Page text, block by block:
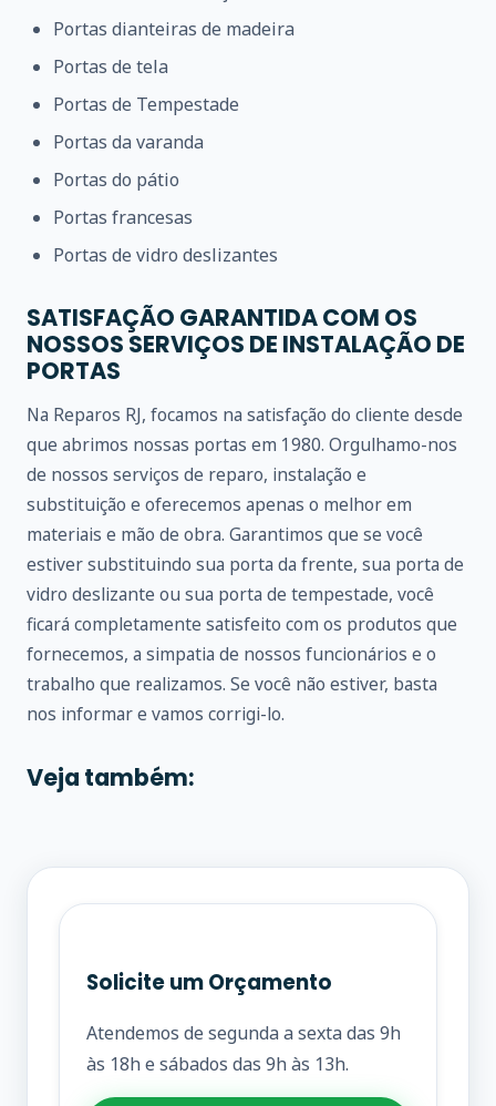
Portas dianteiras de madeira
Portas de tela
Portas de Tempestade
Portas da varanda
Portas do pátio
Portas francesas
Portas de vidro deslizantes
SATISFAÇÃO GARANTIDA COM OS
NOSSOS SERVIÇOS DE INSTALAÇÃO DE
PORTAS
Na Reparos RJ, focamos na satisfação do cliente desde
que abrimos nossas portas em 1980. Orgulhamo-nos
de nossos serviços de reparo, instalação e
substituição e oferecemos apenas o melhor em
materiais e mão de obra. Garantimos que se você
estiver substituindo sua porta da frente, sua porta de
vidro deslizante ou sua porta de tempestade, você
ficará completamente satisfeito com os produtos que
fornecemos, a simpatia de nossos funcionários e o
trabalho que realizamos. Se você não estiver, basta
nos informar e vamos corrigi-lo.
Veja também:
Solicite um Orçamento
Atendemos de segunda a sexta das 9h
às 18h e sábados das 9h às 13h.